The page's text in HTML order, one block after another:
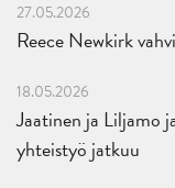
27.05.2026
Reece Newkirk
18.05.2026
Jaatinen ja Liljamo
yhteistyö jatkuu